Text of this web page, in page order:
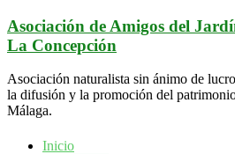
Saltar
al
contenido
Asociación de Amigos del
La Concepción
Asociación naturalista sin ánimo de
la difusión y la promoción del
Málaga.
Inicio